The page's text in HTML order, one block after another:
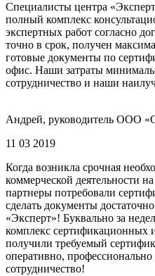
Специалисты центра
полный комплекс
экспертных работ согласно
точно в срок, получен
готовые документы по
офис. Наши затраты
сотрудничество и наши
Андрей, руководитель ООО
11 03 2019
Когда возникла срочная
коммерческой деятельности
партнеры потребовали
сделать документы
«Эксперт»! Буквально за
комплекс
получили требуемый
оперативно,
сотрудничество!